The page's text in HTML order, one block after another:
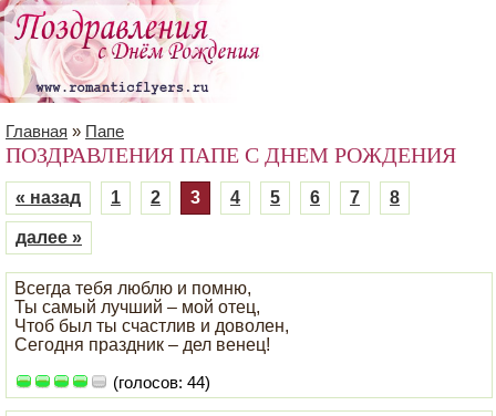
Главная » Папе
ПОЗДРАВЛЕНИЯ ПАПЕ С ДНЕМ РОЖДЕНИЯ
« назад 1 2 3 4 5 6 7 8
далее »
Всегда тебя люблю и помню,
Ты самый лучший – мой отец,
Чтоб был ты счастлив и доволен,
Сегодня праздник – дел венец!
(голосов: 44)